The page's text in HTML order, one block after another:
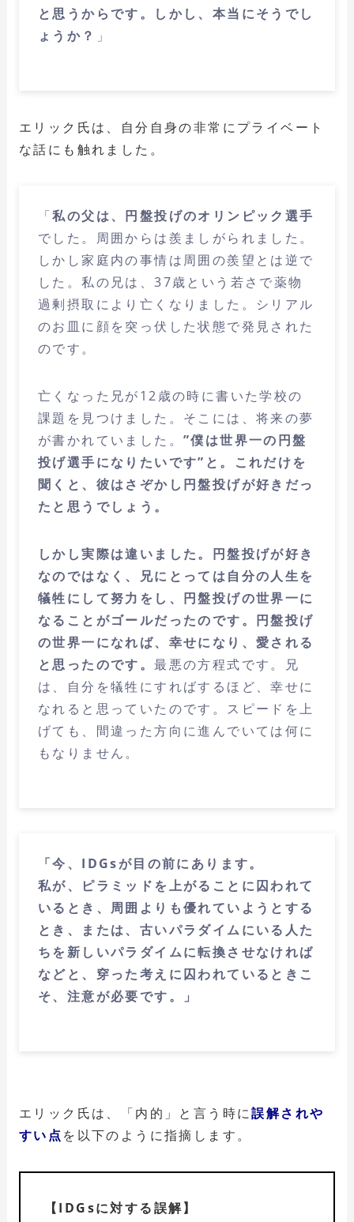
と思うからです。しかし、本当にそうでし
ょうか？ 」
エリック氏は、自分自身の非常にプライベート
な話にも触れました。
「私の父は、円盤投げのオリンピック選手
でした。周囲からは羨ましがられました。
しかし家庭内の事情は周囲の羨望とは逆で
した。私の兄は、37歳という若さで薬物
過剰摂取により亡くなりました。シリアル
のお皿に顔を突っ伏した状態で発見された
のです。
亡くなった兄が12歳の時に書いた学校の
課題を見つけました。そこには、将来の夢
が書かれていました。 ”僕は世界一の円盤
投げ選手になりたいです”と。これだけを
聞くと、彼はさぞかし円盤投げが好きだっ
たと思うでしょう。
しかし実際は違いました。円盤投げが好き
なのではなく、兄にとっては自分の人生を
犠牲にして努力をし、円盤投げの世界一に
なることがゴールだったのです。円盤投げ
の世界一になれば、幸せになり、愛される
と思ったのです。最悪の方程式です。兄
は、自分を犠牲にすればするほど、幸せに
なれると思っていたのです。スピードを上
げても、間違った方向に進んでいては何に
もなりません。
「今、IDGsが目の前にあります。
私が、ピラミッドを上がることに囚われて
いるとき、周囲よりも優れていようとする
とき、または、古いパラダイムにいる人た
ちを新しいパラダイムに転換させなければ
などと、穿った考えに囚われているときこ
そ、注意が必要です。」
エリック氏は、「内的」と言う時に誤解されや
すい点 を以下のように指摘します。
【IDGsに対する誤解】